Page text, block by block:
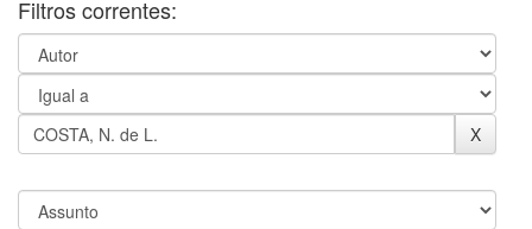
Filtros correntes: